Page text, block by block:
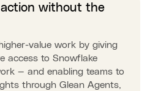
action without the
value work by giving
access to Snowflake
— and enabling teams to
through Glean Agents,